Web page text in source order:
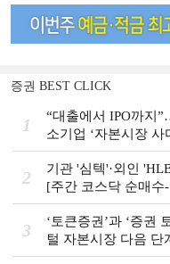
증권 BEST CLICK
1
“대출에서 IPO까지
소기업 ‘자본시장 사
2
기관 '심텍'·외인
[주간 코스닥 순매수
일]
3
‘토큰증권’과 ‘증권
털 자본시장 다음 단